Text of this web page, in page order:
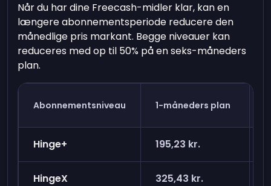
Når du har dine Freecash-midler klar, kan en
længere abonnementsperiode reducere den
månedlige pris markant. Begge niveauer kan
reduceres med op til 50% på en seks-måneders
plan.
Abonnementsniveau 1-måneders plan
Hinge+ 195,23 kr.
HingeX 325,43 kr.